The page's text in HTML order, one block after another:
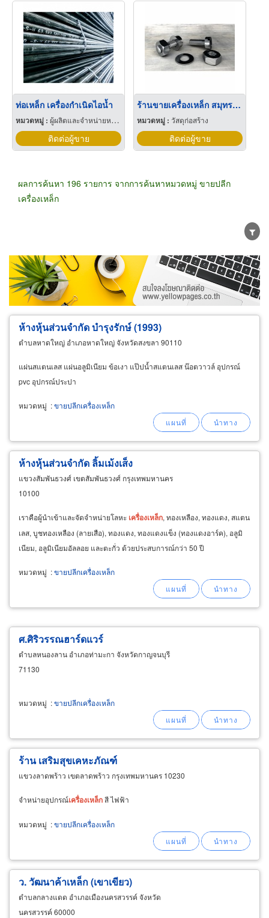
ท่อเหล็ก เครื่องกำเนิดไอน้ำ
หมวดหมู่ : ผู้ผลิตและจำหน่ายหม้อน้ำทางอุตสาหกรรม
ติดต่อผู้ขาย
ร้านขายเครื่องเหล็ก สมุทรสาคร
หมวดหมู่ :วัสดุก่อสร้าง
ติดต่อผู้ขาย
ผลการค้นหา 196 รายการ จากการค้นหาหมวดหมู่ ขายปลีก
เครื่องเหล็ก
ขายส่ง ขายปลีก ผู้ผลิต
ตัวแทนจัดจำหน่าย
ผู้ส่งออก/นำเข้า
ธุรกิจบริการ
ห้างหุ้นส่วนจำกัด บำรุงรักษ์ (1993)
ตำบลหาดใหญ่ อำเภอหาดใหญ่ จังหวัดสงขลา 90110
แผ่นสแตนเลส แผ่นอลูมิเนียม ข้อเงา แป๊ปน้ำสแตนเลส น๊อตวาวล์ อุปกรณ์
pvc อุปกรณ์ประปา
หมวดหมู่ :ขายปลีกเครื่องเหล็ก
ห้างหุ้นส่วนจำกัด ลิ้มเม้งเส็ง
แขวงสัมพันธวงศ์ เขตสัมพันธวงศ์ กรุงเทพมหานคร
10100
เราคือผู้นำเข้าและจัดจำหน่ายโลหะ เครื่องเหล็ก, ทองเหลือง, ทองแดง, สแตน
เลส, บูชทองเหลือง (ลายเสือ), ทองแดง, ทองแดงแข็ง (ทองแดงอาร์ค), อลูมิ
เนียม, อลูมิเนียมอัลลอย และตะกั่ว ด้วยประสบการณ์กว่า 50 ปี
หมวดหมู่ :ขายปลีกเครื่องเหล็ก
ศ.ศิ​ริ​วรรณ​ฮาร์ดแวร์
ตำบลหนองลาน อำเภอท่ามะกา จังหวัดกาญจนบุรี
71130
หมวดหมู่ :ขายปลีกเครื่องเหล็ก
ร้าน เสริมสุขเคหะภัณฑ์
แขวงลาดพร้าว เขตลาดพร้าว กรุงเทพมหานคร 10230
จำหน่ายอุปกรณ์เครื่องเหล็กสี ไฟฟ้า
หมวดหมู่ :ขายปลีกเครื่องเหล็ก
ว. วัฒนาค้าเหล็ก (เขาเขียว)
ตำบลกลางแดด อำเภอเมืองนครสวรรค์ จังหวัด
นครสวรรค์ 60000